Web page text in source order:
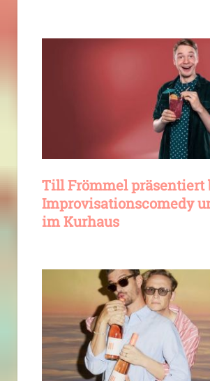
Till Frömmel präsentiert
Improvisationscomedy
im Kurhaus